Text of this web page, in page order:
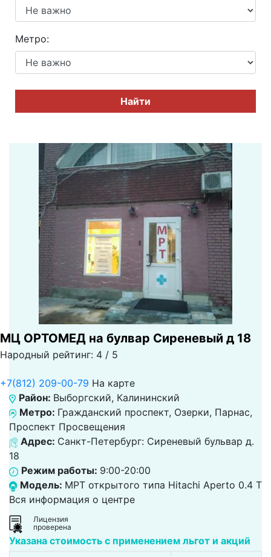
Метро:
Найти
МЦ ОРТОМЕД на булвар Сиреневый д 18
Народный рейтинг: 4 / 5
+7(812) 209-00-79 На карте
Район: Выборгский, Калининский
Метро: Гражданский проспект, Озерки, Парнас,
Проспект Просвещения
Адрес: Санкт-Петербург: Сиреневый бульвар д.
18
Режим работы: 9:00-20:00
Модель: МРТ открытого типа Hitachi Aperto 0.4 Т
Вся информация о центре
Лицензия
проверена
Указана стоимость с применением льгот и акций